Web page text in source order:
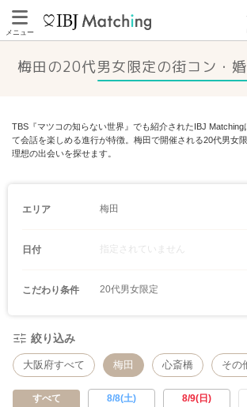
メニュー
梅田の20代男女限定の街コン・
TBS『マツコの知らない世界』でも紹介されたIBJ Matching
て会話を楽しめる進行が特徴。梅田で開催される20代男女
理想の出会いを探せます。
エリア 梅田
日付 指定されていません
こだわり条件 20代男女限定
絞り込み
大阪府すべて 梅田 心斎橋 その
すべて
8/8(土)
8/9(日)